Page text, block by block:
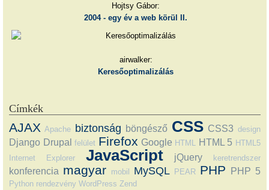
Hojtsy Gábor:
2004 - egy év a web körül II.
airwalker:
Keresőoptimalizálás
Címkék
AJAX Apache biztonság böngésző CSS CSS3 design
Django Drupal felület Firefox Google HTML HTML 5 HTML5
Internet Explorer
JavaScript jQuery keretrendszer
konferencia magyar mobil MySQL PEAR PHP PHP 5
Python rendezvény WordPress Zend